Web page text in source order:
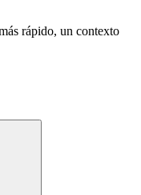
rápido, un contexto